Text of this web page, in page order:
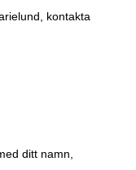
kontakta
ditt namn,